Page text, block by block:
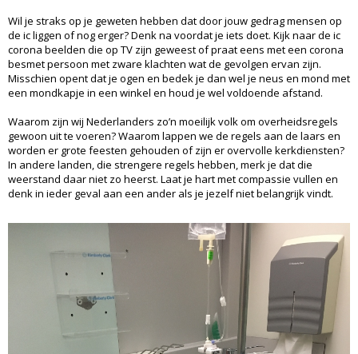
Wil je straks op je geweten hebben dat door jouw gedrag mensen op
de ic liggen of nog erger? Denk na voordat je iets doet. Kijk naar de ic
corona beelden die op TV zijn geweest of praat eens met een corona
besmet persoon met zware klachten wat de gevolgen ervan zijn.
Misschien opent dat je ogen en bedek je dan wel je neus en mond met
een mondkapje in een winkel en houd je wel voldoende afstand.
Waarom zijn wij Nederlanders zo’n moeilijk volk om overheidsregels
gewoon uit te voeren? Waarom lappen we de regels aan de laars en
worden er grote feesten gehouden of zijn er overvolle kerkdiensten?
In andere landen, die strengere regels hebben, merk je dat die
weerstand daar niet zo heerst. Laat je hart met compassie vullen en
denk in ieder geval aan een ander als je jezelf niet belangrijk vindt.